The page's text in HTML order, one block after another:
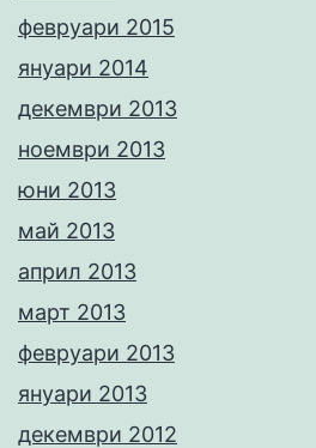
февруари 2015
януари 2014
декември 2013
ноември 2013
юни 2013
май 2013
април 2013
март 2013
февруари 2013
януари 2013
декември 2012